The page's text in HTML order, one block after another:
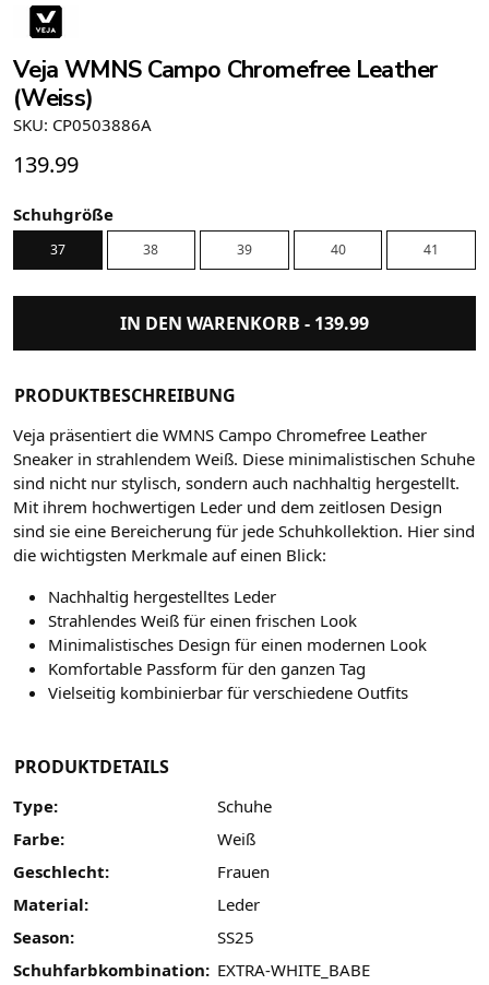
Veja WMNS Campo Chromefree Leather
(Weiss)
SKU: CP0503886A
139.99
Schuhgröße
37 38 39 40 41
IN DEN WARENKORB - 139.99
PRODUKTBESCHREIBUNG
Veja präsentiert die WMNS Campo Chromefree Leather
Sneaker in strahlendem Weiß. Diese minimalistischen Schuhe
sind nicht nur stylisch, sondern auch nachhaltig hergestellt.
Mit ihrem hochwertigen Leder und dem zeitlosen Design
sind sie eine Bereicherung für jede Schuhkollektion. Hier sind
die wichtigsten Merkmale auf einen Blick:
Nachhaltig hergestelltes Leder
Strahlendes Weiß für einen frischen Look
Minimalistisches Design für einen modernen Look
Komfortable Passform für den ganzen Tag
Vielseitig kombinierbar für verschiedene Outfits
PRODUKTDETAILS
Type:
Schuhe
Farbe:
Weiß
Geschlecht:
Frauen
Material:
Leder
Season:
SS25
Schuhfarbkombination: EXTRA-WHITE_BABE